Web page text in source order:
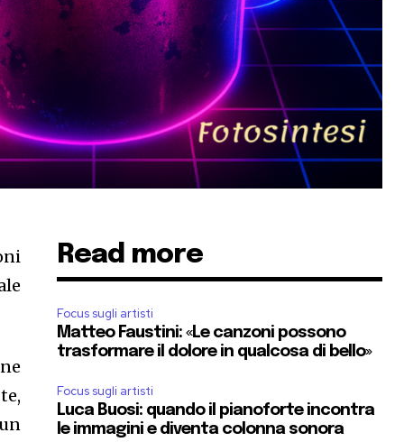
Read more
Focus sugli artisti
Matteo Faustini: «Le canzoni possono
trasformare il dolore in qualcosa di bello»
Focus sugli artisti
Luca Buosi: quando il pianoforte incontra
le immagini e diventa colonna sonora